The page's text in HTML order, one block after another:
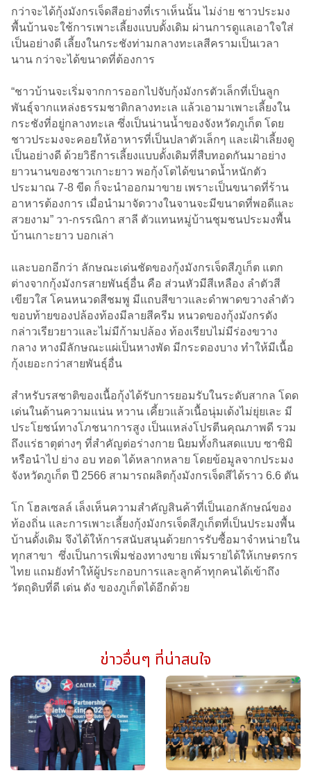
กว่าจะได้กุ้งมังกรเจ็ดสีอย่างที่เราเห็นนั้น ไม่ง่าย ชาวประมง
พื้นบ้านจะใช้การเพาะเลี้ยงแบบดั้งเดิม ผ่านการดูแลเอาใจใส่
เป็นอย่างดี เลี้ยงในกระชังท่ามกลางทะเลสีครามเป็นเวลา
นาน กว่าจะได้ขนาดที่ต้องการ
“ชาวบ้านจะเริ่มจากการออกไปจับกุ้งมังกรตัวเล็กที่เป็นลูก
พันธุ์จากแหล่งธรรมชาติกลางทะเล แล้วเอามาเพาะเลี้ยงใน
กระชังที่อยู่กลางทะเล ซึ่งเป็นน่านน้ำของจังหวัดภูเก็ต โดย
ชาวประมงจะคอยให้อาหารที่เป็นปลาตัวเล็กๆ และเฝ้าเลี้ยงดู
เป็นอย่างดี ด้วยวิธีการเลี้ยงแบบดั้งเดิมที่สืบทอดกันมาอย่าง
ยาวนานของชาวเกาะยาว พอกุ้งโตได้ขนาดน้ำหนักตัว
ประมาณ 7-8 ขีด ก็จะนำออกมาขาย เพราะเป็นขนาดที่ร้าน
อาหารต้องการ เมื่อนำมาจัดวางในจานจะมีขนาดที่พอดีและ
สวยงาม” วา-กรรณิกา สาลี ตัวแทนหมู่บ้านชุมชนประมงพื้น
บ้านเกาะยาว บอกเล่า
และบอกอีกว่า ลักษณะเด่นชัดของกุ้งมังกรเจ็ดสีภูเก็ต แตก
ต่างจากกุ้งมังกรสายพันธุ์อื่น คือ ส่วนหัวมีสีเหลือง ลำตัวสี
เขียวใส โคนหนวดสีชมพู มีแถบสีขาวและดำพาดขวางลำตัว
ขอบท้ายของปล้องท้องมีลายสีครีม หนวดของกุ้งมังกรดัง
กล่าวเรียวยาวและไม่มีก้ามปล้อง ท้องเรียบไม่มีร่องขวาง
กลาง หางมีลักษณะแผ่เป็นหางพัด มีกระดองบาง ทำให้มีเนื้อ
กุ้งเยอะกว่าสายพันธุ์อื่น
สำหรับรสชาติของเนื้อกุ้งได้รับการยอมรับในระดับสากล โดด
เด่นในด้านความแน่น หวาน เคี้ยวแล้วเนื้อนุ่มเด้งไม่ยุ่ยเละ มี
ประโยชน์ทางโภชนาการสูง เป็นแหล่งโปรตีนคุณภาพดี รวม
ถึงแร่ธาตุต่างๆ ที่สำคัญต่อร่างกาย นิยมทั้งกินสดแบบ ซาซิมิ
หรือนำไป ย่าง อบ ทอด ได้หลากหลาย โดยข้อมูลจากประมง
จังหวัดภูเก็ต ปี 2566 สามารถผลิตกุ้งมังกรเจ็ดสีได้ราว 6.6 ตัน
โก โฮลเซลล์ เล็งเห็นความสำคัญสินค้าที่เป็นเอกลักษณ์ของ
ท้องถิ่น และการเพาะเลี้ยงกุ้งมังกรเจ็ดสีภูเก็ตที่เป็นประมงพื้น
บ้านดั้งเดิม จึงได้ให้การสนับสนุนด้วยการรับซื้อมาจำหน่ายใน
ทุกสาขา ซึ่งเป็นการเพิ่มช่องทางขาย เพิ่มรายได้ให้เกษตรกร
ไทย แถมยังทำให้ผู้ประกอบการและลูกค้าทุกคนได้เข้าถึง
วัตถุดิบที่ดี เด่น ดัง ของภูเก็ตได้อีกด้วย
ข่าวอื่นๆ ที่น่าสนใจ